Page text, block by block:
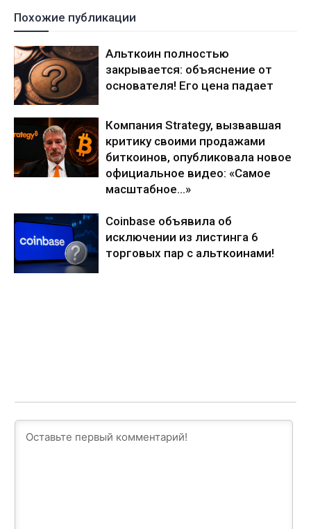
Похожие публикации
Альткоин полностью
закрывается: объяснение от
основателя! Его цена падает
Компания Strategy, вызвавшая
критику своими продажами
биткоинов, опубликовала новое
официальное видео: «Самое
масштабное…»
Coinbase объявила об
исключении из листинга 6
торговых пар с альткоинами!